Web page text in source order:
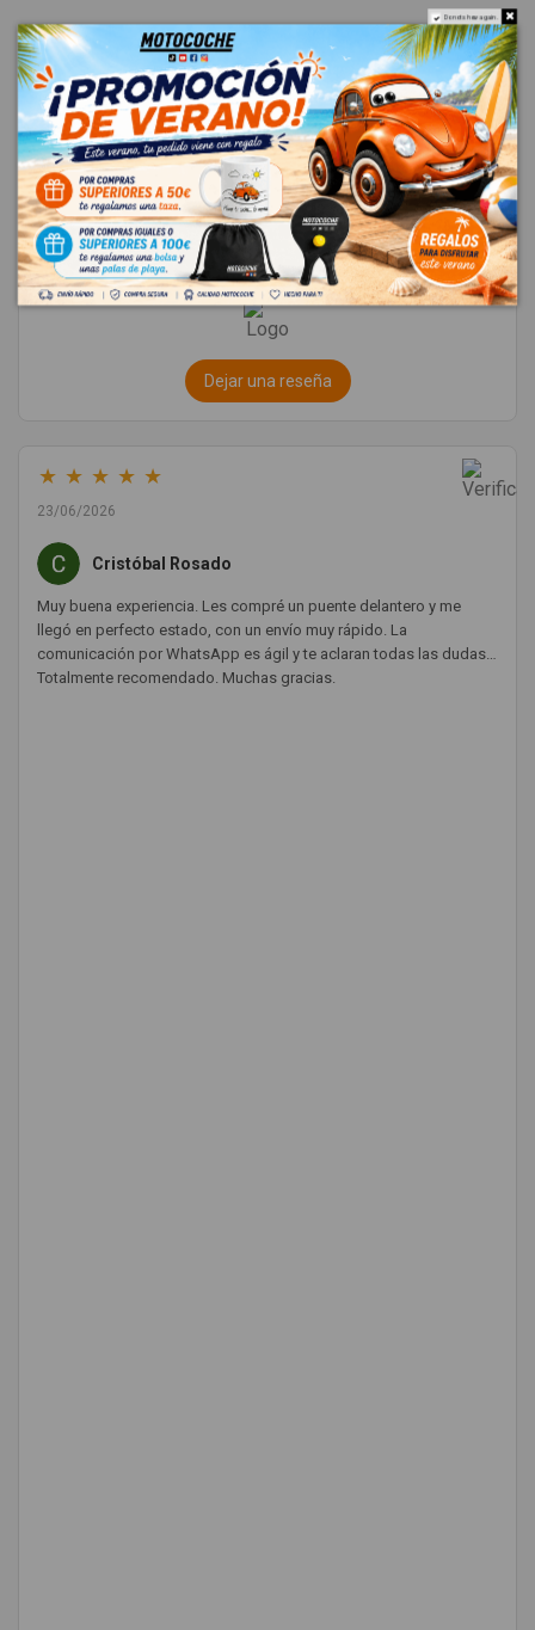
★ ★ ★ ★ ★
4.8
Excelente
(4685 reseñas)
Dejar una reseña
★ ★ ★ ★ ★
23/06/2026
Cristóbal Rosado
Muy buena experiencia. Les compré un puente delantero y me
llegó en perfecto estado, con un envío muy rápido. La
comunicación por WhatsApp es ágil y te aclaran todas las dudas.
Totalmente recomendado. Muchas gracias.
Do not show again.